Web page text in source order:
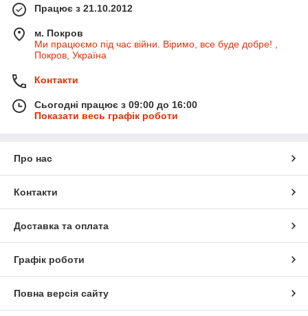
Працює з 21.10.2012
м. Покров
Ми працюємо під час війни. Віримо, все буде добре! ,
Покров, Україна
Контакти
Сьогодні працює з 09:00 до 16:00
Показати весь графік роботи
Про нас
Контакти
Доставка та оплата
Графік роботи
Повна версія сайту